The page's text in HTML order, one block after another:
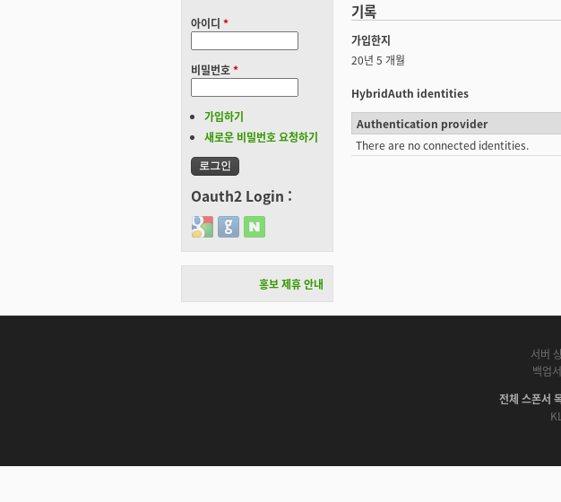
기록
가입한지
20년 5 개월
HybridAuth identities
Authentication provider
There are no connected identities.
아이디 *
비밀번호*
가입하기
새로운 비밀번호 요청하기
Oauth2 Login :
Login with Google
Login with GitHub
Login with Naver
홍보 제휴 안내
서버
백업
전체 스폰서